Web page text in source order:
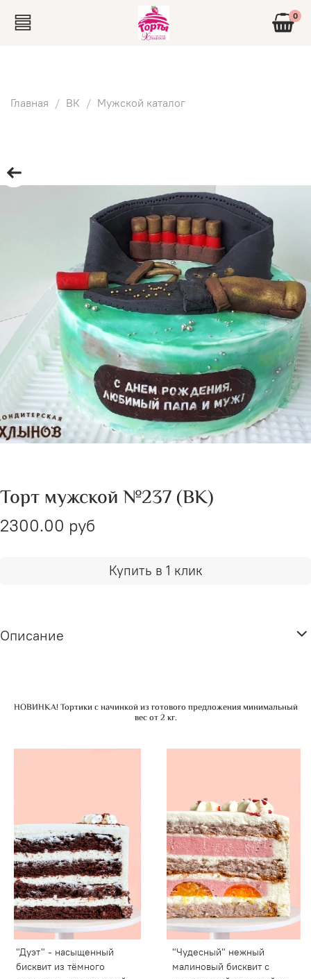
0
Главная ВК Мужской каталог
Торт мужской №237 (ВК)
2300.00 руб
Купить в 1 клик
Описание
НОВИНКА! Тортики с начинкой из готового предложения минимальный
вес от 2 кг.
"Дуэт" - насыщенный
бисквит из тёмного
"Чудесный" нежный
малиновый бисквит с